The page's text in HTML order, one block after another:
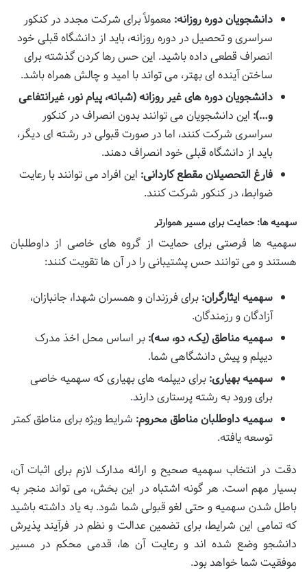
دانشجویان دوره روزانه: معمولاً برای شرکت مجدد در کنکور
سراسری و تحصیل در دوره روزانه، باید از دانشگاه قبلی خود
انصراف قطعی داده باشید. این حس رها کردن گذشته برای
ساختن آینده ای بهتر، می تواند با امید و چالش همراه باشد.
دانشجویان دوره های غیر روزانه (شبانه، پیام نور، غیرانتفاعی
و…): این دانشجویان می توانند بدون انصراف در کنکور
سراسری شرکت کنند، اما در صورت قبولی در رشته ای دیگر،
باید از دانشگاه قبلی خود انصراف دهند.
فارغ التحصیلان مقطع کاردانی: این افراد می توانند با رعایت
ضوابط، در کنکور شرکت کنند.
سهمیه ها: حمایت برای مسیر هموارتر
سهمیه ها فرصتی برای حمایت از گروه های خاصی از داوطلبان
هستند و می توانند حس پشتیبانی را در آن ها تقویت کنند:
سهمیه ایثارگران: برای فرزندان و همسران شهدا، جانبازان،
آزادگان و رزمندگان.
سهمیه مناطق (یک، دو، سه): بر اساس محل اخذ مدرک
دیپلم و پیش دانشگاهی شما.
سهمیه بهیاری: برای دیپلمه های بهیاری که سهمیه خاصی
برای ورود به رشته پرستاری دارند.
سهمیه داوطلبان مناطق محروم: شرایط ویژه برای مناطق کمتر
توسعه یافته.
دقت در انتخاب سهمیه صحیح و ارائه مدارک لازم برای اثبات آن،
بسیار مهم است. هر گونه اشتباه در این بخش، می تواند منجر به
باطل شدن سهمیه و حتی لغو قبولی شما شود. به یاد داشته باشید
که تمامی این شرایط، برای تضمین عدالت و نظم در فرآیند پذیرش
دانشجو وضع شده اند و رعایت آن ها، قدمی محکم در مسیر
موفقیت شما خواهد بود.